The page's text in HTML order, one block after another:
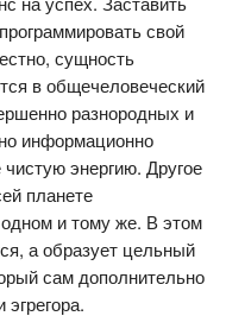
свой
сущность
в общечеловеческий
разнородных и
информационно
энергию. Другое
планете
и тому же. В этом
а образует цельный
сам дополнительно